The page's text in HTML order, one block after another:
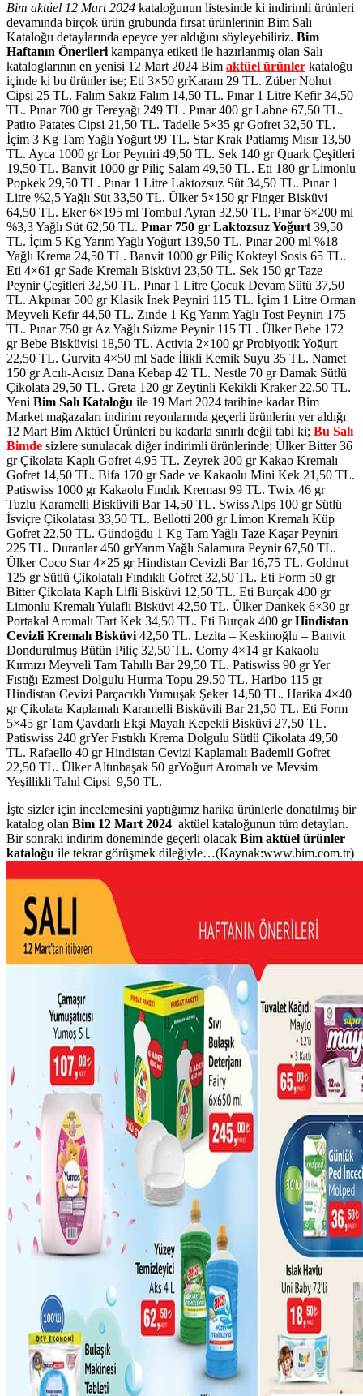
Bim aktüel 12 Mart 2024 kataloğunun listesinde ki indirimli ürünleri
devamında birçok ürün grubunda fırsat ürünlerinin Bim Salı
Kataloğu detaylarında epeyce yer aldığını söyleyebiliriz. Bim
Haftanın Önerilerikampanya etiketi ile hazırlanmış olan Salı
kataloglarının en yenisi 12 Mart 2024 Bim aktüel ürünler kataloğu
içinde ki bu ürünler ise; Eti 3×50 grKaram 29 TL. Züber Nohut
Cipsi 25 TL. Falım Sakız Falım 14,50 TL. Pınar 1 Litre Kefir 34,50
TL. Pınar 700 gr Tereyağı 249 TL. Pınar 400 gr Labne 67,50 TL.
Patito Patates Cipsi 21,50 TL. Tadelle 5×35 gr Gofret 32,50 TL.
İçim 3 Kg Tam Yağlı Yoğurt 99 TL. Star Krak Patlamış Mısır 13,50
TL. Ayca 1000 gr Lor Peyniri 49,50 TL. Sek 140 gr Quark Çeşitleri
19,50 TL. Banvit 1000 gr Piliç Salam 49,50 TL. Eti 180 gr Limonlu
Popkek 29,50 TL. Pınar 1 Litre Laktozsuz Süt 34,50 TL. Pınar 1
Litre %2,5 Yağlı Süt 33,50 TL. Ülker 5×150 gr Finger Bisküvi
64,50 TL. Eker 6×195 ml Tombul Ayran 32,50 TL. Pınar 6×200 ml
%3,3 Yağlı Süt 62,50 TL. Pınar 750 gr Laktozsuz Yoğurt39,50
TL. İçim 5 Kg Yarım Yağlı Yoğurt 139,50 TL. Pınar 200 ml %18
Yağlı Krema 24,50 TL. Banvit 1000 gr Piliç Kokteyl Sosis 65 TL.
Eti 4×61 gr Sade Kremalı Bisküvi 23,50 TL. Sek 150 gr Taze
Peynir Çeşitleri 32,50 TL. Pınar 1 Litre Çocuk Devam Sütü 37,50
TL. Akpınar 500 gr Klasik İnek Peyniri 115 TL. İçim 1 Litre Orman
Meyveli Kefir 44,50 TL. Zinde 1 Kg Yarım Yağlı Tost Peyniri 175
TL. Pınar 750 gr Az Yağlı Süzme Peynir 115 TL. Ülker Bebe 172
gr Bebe Bisküvisi 18,50 TL. Activia 2×100 gr Probiyotik Yoğurt
22,50 TL. Gurvita 4×50 ml Sade İlikli Kemik Suyu 35 TL. Namet
150 gr Acılı-Acısız Dana Kebap 42 TL. Nestle 70 gr Damak Sütlü
Çikolata 29,50 TL. Greta 120 gr Zeytinli Kekikli Kraker 22,50 TL.
Yeni Bim Salı Kataloğu ile 19 Mart 2024 tarihine kadar Bim
Market mağazaları indirim reyonlarında geçerli ürünlerin yer aldığı
12 Mart Bim Aktüel Ürünleri bu kadarla sınırlı değil tabi ki; Bu Salı
Bimde sizlere sunulacak diğer indirimli ürünlerinde; Ülker Bitter 36
gr Çikolata Kaplı Gofret 4,95 TL. Zeyrek 200 gr Kakao Kremalı
Gofret 14,50 TL. Bifa 170 gr Sade ve Kakaolu Mini Kek 21,50 TL.
Patiswiss 1000 gr Kakaolu Fındık Kreması 99 TL. Twix 46 gr
Tuzlu Karamelli Bisküvili Bar 14,50 TL. Swiss Alps 100 gr Sütlü
İsviçre Çikolatası 33,50 TL. Bellotti 200 gr Limon Kremalı Küp
Gofret 22,50 TL. Gündoğdu 1 Kg Tam Yağlı Taze Kaşar Peyniri
225 TL. Duranlar 450 grYarım Yağlı Salamura Peynir 67,50 TL.
Ülker Coco Star 4×25 gr Hindistan Cevizli Bar 16,75 TL. Goldnut
125 gr Sütlü Çikolatalı Fındıklı Gofret 32,50 TL. Eti Form 50 gr
Bitter Çikolata Kaplı Lifli Bisküvi 12,50 TL. Eti Burçak 400 gr
Limonlu Kremalı Yulaflı Bisküvi 42,50 TL. Ülker Dankek 6×30 gr
Portakal Aromalı Tart Kek 34,50 TL. Eti Burçak 400 grHindistan
Cevizli Kremalı Bisküvi42,50 TL. Lezita – Keskinoğlu – Banvit
Dondurulmuş Bütün Piliç 32,50 TL. Corny 4×14 gr Kakaolu
Kırmızı Meyveli Tam Tahıllı Bar 29,50 TL. Patiswiss 90 gr Yer
Fıstığı Ezmesi Dolgulu Hurma Topu 29,50 TL. Haribo 115 gr
Hindistan Cevizi Parçacıklı Yumuşak Şeker 14,50 TL. Harika 4×40
gr Çikolata Kaplamalı Karamelli Bisküvili Bar 21,50 TL. Eti Form
5×45 gr Tam Çavdarlı Ekşi Mayalı Kepekli Bisküvi 27,50 TL.
Patiswiss 240 grYer Fıstıklı Krema Dolgulu Sütlü Çikolata 49,50
TL. Rafaello 40 gr Hindistan Cevizi Kaplamalı Bademli Gofret
22,50 TL. Ülker Altınbaşak 50 grYoğurt Aromalı ve Mevsim
Yeşillikli Tahıl Cipsi 9,50 TL.
İşte sizler için incelemesini yaptığımız harika ürünlerle donatılmış bir
katalog olan Bim 12 Mart 2024 aktüel kataloğunun tüm detayları.
Bir sonraki indirim döneminde geçerli olacak Bim aktüel ürünler
kataloğu ile tekrar görüşmek dileğiyle…(Kaynak:www.bim.com.tr)